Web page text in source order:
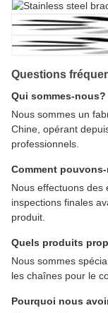
Questions
Qui sommes-nous?
Nous sommes un
Chine, opérant
professionnels.
Comment
Nous effectuons des
inspections finales
produit.
Quels produits
Nous sommes
les chaînes pour le
Pourquoi nous